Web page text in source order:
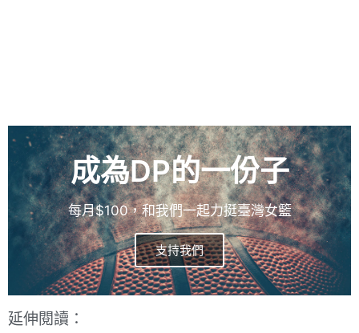
成為DP的一份子
每月$100，和我們一起力挺臺灣女籃
支持我們
延伸閱讀：